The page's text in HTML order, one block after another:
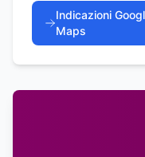
Indicazioni
Maps